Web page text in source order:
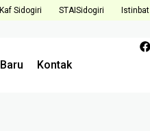
Kaf Sidogiri STAISidogiri Istinbat
Kontak
di Semester Mendatang